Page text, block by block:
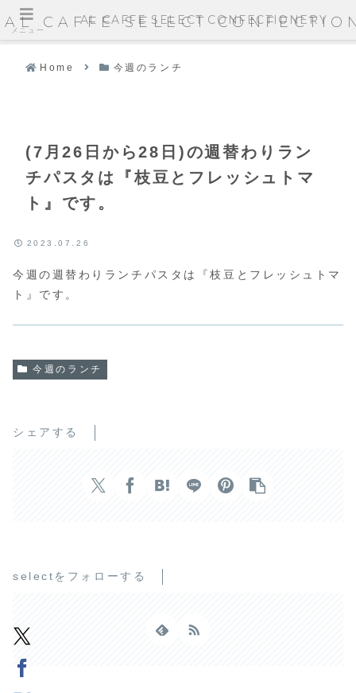
AL CAFFE SELECT
Home 今週のランチ
(7月26日から28日)の週替わりラン
チパスタは『枝豆とフレッシュトマ
ト』です。
2023.07.26
今週の週替わりランチパスタは『枝豆とフレッシュトマ
ト』です。
今週のランチ
シェアする
selectをフォローする
メニュー
AL CAFFE SELECT CONFECTIONERY